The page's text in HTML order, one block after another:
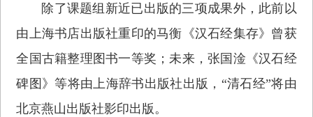
除了课题组新近已出版的三项成果外，此前以
由上海书店出版社重印的马衡《汉石经集存》曾获
全国古籍整理图书一等奖；未来，张国淦《汉石经
碑图》等将由上海辞书出版社出版，“清石经”将由
北京燕山出版社影印出版。